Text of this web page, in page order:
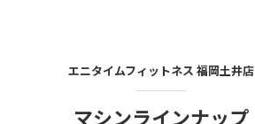
エニタイムフィットネス 福岡土井店
マシンラインナップ